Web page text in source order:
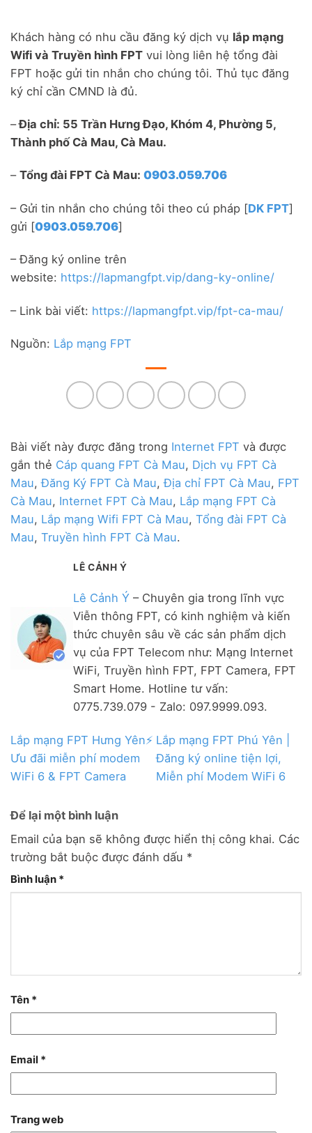
Khách hàng có nhu cầu đăng ký dịch vụ lắp mạng
Wifi và Truyền hình FPT vui lòng liên hệ tổng đài
FPT hoặc gửi tin nhắn cho chúng tôi. Thủ tục đăng
ký chỉ cần CMND là đủ.
–Địa chỉ: 55 Trần Hưng Đạo, Khóm 4, Phường 5,
Thành phố Cà Mau, Cà Mau.
– Tổng đài FPT Cà Mau: 0903.059.706
– Gửi tin nhắn cho chúng tôi theo cú pháp [DK FPT]
gửi [0903.059.706]
– Đăng ký online trên
website: https://lapmangfpt.vip/dang-ky-online/
– Link bài viết: https://lapmangfpt.vip/fpt-ca-mau/
Nguồn: Lắp mạng FPT
Bài viết này được đăng trong Internet FPT và được
gắn thẻ Cáp quang FPT Cà Mau, Dịch vụ FPT Cà
Mau,Đăng Ký FPT Cà Mau,Địa chỉ FPT Cà Mau, FPT
Cà Mau, Internet FPT Cà Mau, Lắp mạng FPT Cà
Mau, Lắp mạng Wifi FPT Cà Mau, Tổng đài FPT Cà
Mau, Truyền hình FPT Cà Mau.
LÊ CẢNH Ý
Lê Cảnh Ý – Chuyên gia trong lĩnh vực
Viễn thông FPT, có kinh nghiệm và kiến
thức chuyên sâu về các sản phẩm dịch
vụ của FPT Telecom như: Mạng Internet
WiFi, Truyền hình FPT, FPT Camera, FPT
Smart Home. Hotline tư vấn:
0775.739.079 - Zalo: 097.9999.093.
Lắp mạng FPT Hưng Yên⚡️
Ưu đãi miễn phí modem
WiFi 6 & FPT Camera
Lắp mạng FPT Phú Yên |
Đăng ký online tiện lợi,
Miễn phí Modem WiFi 6
Để lại một bình luận
Email của bạn sẽ không được hiển thị công khai. Các
trường bắt buộc được đánh dấu *
Bình luận *
Tên *
Email *
Trang web